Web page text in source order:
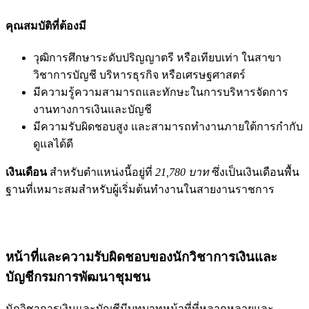
คุณสมบัติที่ต้องมี
วุฒิการศึกษาระดับปริญญาตรี หรือเทียบเท่า ในสาขา
วิชาการบัญชี บริหารธุรกิจ หรือเศรษฐศาสตร์
มีความรู้ความสามารถและทักษะในการบริหารจัดการ
งานทางการเงินและบัญชี
มีความรับผิดชอบสูง และสามารถทำงานภายใต้การกำกับ
ดูแลได้ดี
เงินเดือนสำหรับตำแหน่งนี้อยู่ที่ 21,780 บาทซึ่งเป็นเงินเดือนพื้น
ฐานที่เหมาะสมสำหรับผู้เริ่มต้นทำงานในสายงานราชการ
หน้าที่และความรับผิดชอบของนักวิชาการเงินและ
บัญชีกรมการพัฒนาชุมชน